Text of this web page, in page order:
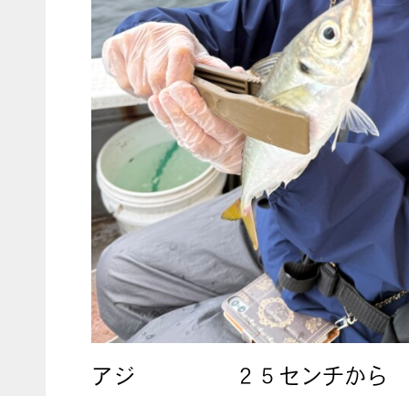
アジ ２５センチから